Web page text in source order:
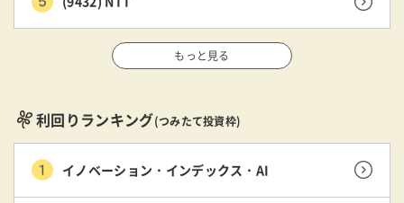
もっと見る
利回りランキング(つみたて投資枠)
イノベーション・インデックス・AI